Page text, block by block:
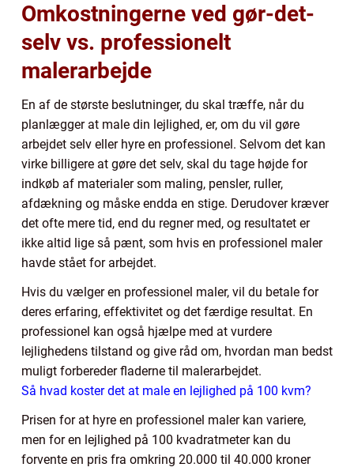
Omkostningerne ved gør-det-
selv vs. professionelt
malerarbejde
En af de største beslutninger, du skal træffe, når du
planlægger at male din lejlighed, er, om du vil gøre
arbejdet selv eller hyre en professionel. Selvom det kan
virke billigere at gøre det selv, skal du tage højde for
indkøb af materialer som maling, pensler, ruller,
afdækning og måske endda en stige. Derudover kræver
det ofte mere tid, end du regner med, og resultatet er
ikke altid lige så pænt, som hvis en professionel maler
havde stået for arbejdet.
Hvis du vælger en professionel maler, vil du betale for
deres erfaring, effektivitet og det færdige resultat. En
professionel kan også hjælpe med at vurdere
lejlighedens tilstand og give råd om, hvordan man bedst
muligt forbereder fladerne til malerarbejdet.
Så hvad koster det at male en lejlighed på 100 kvm?
Prisen for at hyre en professionel maler kan variere,
men for en lejlighed på 100 kvadratmeter kan du
forvente en pris fra omkring 20.000 til 40.000 kroner